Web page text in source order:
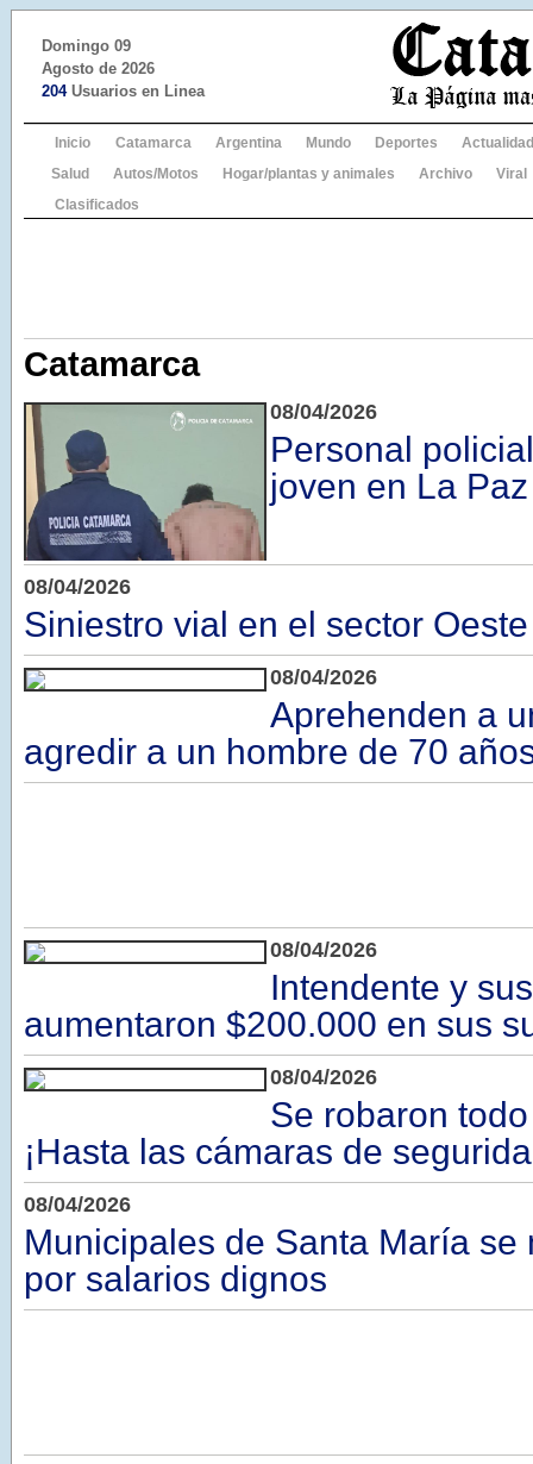
Domingo 09
Agosto de 2026
204Usuarios en Linea
Inicio Catamarca Argentina Mundo Deportes
Actualidad
Salud
Autos/Motos Hogar/plantas y animales Archivo
Viral
Clasificados
Catamarca
08/04/2026
Personal
joven en La Paz
08/04/2026
Siniestro vial en el sector
08/04/2026
Aprehenden a
agredir a un hombre de 70
08/04/2026
Intendente y
aumentaron $200.000 en sus
08/04/2026
Se robaron
¡Hasta las cámaras de
08/04/2026
Municipales de Santa María se
por salarios dignos